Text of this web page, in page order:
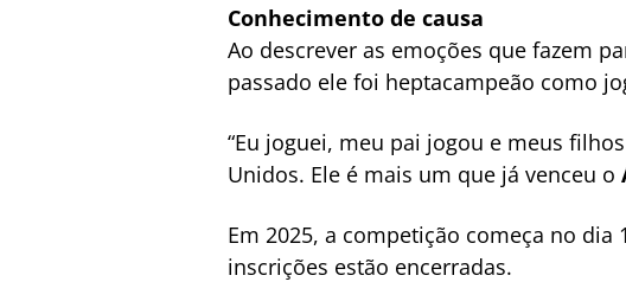
Conhecimento de causa
Ao descrever as emoções que fazem
passado ele foi heptacampeão como
“Eu joguei, meu pai jogou e meus
Unidos. Ele é mais um que já venceu o
Em 2025, a competição começa no
inscrições estão encerradas.